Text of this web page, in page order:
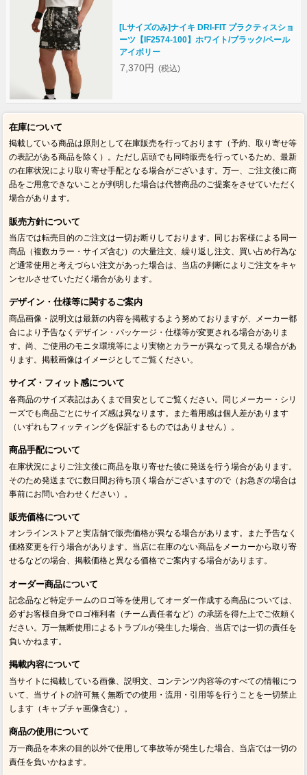
[Lサイズのみ]ナイキ DRI-FIT プラクティスショ
ーツ【IF2574-100】ホワイト/ブラック/ペール
アイボリー
7,370円 (税込)
在庫について
掲載している商品は原則として在庫販売を行っております（予約、取り寄せ等
の表記がある商品を除く）。ただし店頭でも同時販売を行っているため、最新
の在庫状況により取り寄せ手配となる場合がございます。万一、ご注文後に商
品をご用意できないことが判明した場合は代替商品のご提案をさせていただく
場合があります。
販売方針について
当店では転売目的のご注文は一切お断りしております。同じお客様による同一
商品（複数カラー・サイズ含む）の大量注文、繰り返し注文、買い占め行為な
ど通常使用と考えづらい注文があった場合は、当店の判断によりご注文をキャ
ンセルさせていただく場合があります。
デザイン・仕様等に関するご案内
商品画像・説明文は最新の内容を掲載するよう努めておりますが、メーカー都
合により予告なくデザイン・パッケージ・仕様等が変更される場合がありま
す。尚、ご使用のモニタ環境等により実物とカラーが異なって見える場合があ
ります。掲載画像はイメージとしてご覧ください。
サイズ・フィット感について
各商品のサイズ表記はあくまで目安としてご覧ください。同じメーカー・シリ
ーズでも商品ごとにサイズ感は異なります。また着用感は個人差があります
（いずれもフィッティングを保証するものではありません）。
商品手配について
在庫状況によりご注文後に商品を取り寄せた後に発送を行う場合があります。
そのため発送までに数日間お待ち頂く場合がございますので（お急ぎの場合は
事前にお問い合わせください）。
販売価格について
オンラインストアと実店舗で販売価格が異なる場合があります。また予告なく
価格変更を行う場合があります。当店に在庫のない商品をメーカーから取り寄
せるなどの場合、掲載価格と異なる価格でご案内する場合があります。
オーダー商品について
記念品など特定チームのロゴ等を使用してオーダー作成する商品については、
必ずお客様自身でロゴ権利者（チーム責任者など）の承諾を得た上でご依頼く
ださい。万一無断使用によるトラブルが発生した場合、当店では一切の責任を
負いかねます。
掲載内容について
当サイトに掲載している画像、説明文、コンテンツ内容等のすべての情報につ
いて、当サイトの許可無く無断での使用・流用・引用等を行うことを一切禁止
します（キャプチャ画像含む）。
商品の使用について
万一商品を本来の目的以外で使用して事故等が発生した場合、当店では一切の
責任を負いかねます。